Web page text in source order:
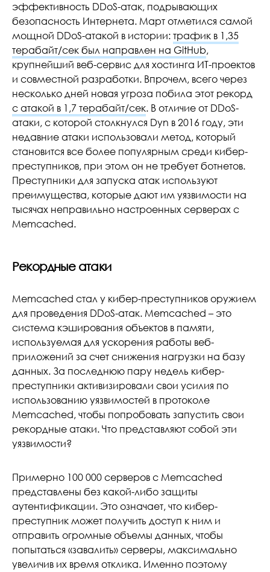
эффективность DDoS-атак, подрывающих
безопасность Интернета. Март отметился самой
мощной DDoS-атакой в истории: трафик в 1,35
терабайт/сек был направлен на GitHub,
крупнейший веб-сервис для хостинга ИТ-проектов
и совместной разработки. Впрочем, всего через
несколько дней новая угроза побила этот рекорд
с атакой в 1,7 терабайт/сек. В отличие от DDoS-
атаки, с которой столкнулся Dyn в 2016 году, эти
недавние атаки использовали метод, который
становится все более популярным среди кибер-
преступников, при этом он не требует ботнетов.
Преступники для запуска атак используют
преимущества, которые дают им уязвимости на
тысячах неправильно настроенных серверах с
Memcached.
Рекордные атаки
Memcached стал у кибер-преступников оружием
для проведения DDoS-атак. Memcached – это
система кэширования объектов в памяти,
используемая для ускорения работы веб-
приложений за счет снижения нагрузки на базу
данных. За последнюю пару недель кибер-
преступники активизировали свои усилия по
использованию уязвимостей в протоколе
Memcached, чтобы попробовать запустить свои
рекордные атаки. Что представляют собой эти
уязвимости?
Примерно 100 000 серверов с Memcached
представлены без какой-либо защиты
аутентификации. Это означает, что кибер-
преступник может получить доступ к ним и
отправить огромные объемы данных, чтобы
попытаться «завалить» серверы, максимально
увеличив их время отклика. Именно поэтому